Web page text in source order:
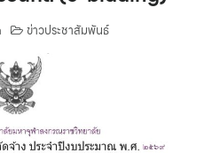
ข่าวประชาสัมพันธ์